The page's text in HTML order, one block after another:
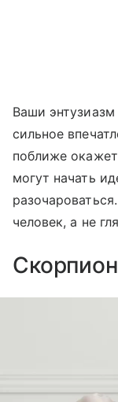
Ваши энтузиазм
сильное
поближе
могут начать
человек, а не
Скорпион